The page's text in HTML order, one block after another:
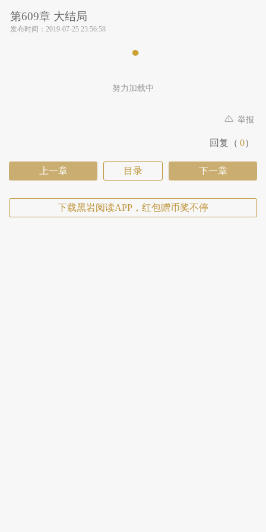
第609章 大结局
发布时间： 2019-07-25 23:56:58
努力加载中
举报
回复（ 0）
上一章 目录 下一章
下载黑岩阅读APP，红包赠币奖不停